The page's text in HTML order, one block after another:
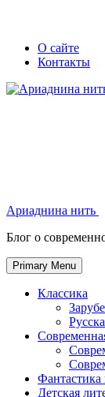
Skip
Secondary
left
navigation
Secondary
right
navigation
О сайте
Контакты
Ариаднина нить
Блог о
Primary Menu
Классика
Фантастика
Детская